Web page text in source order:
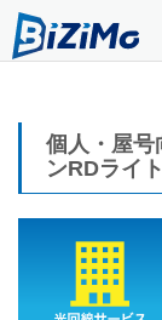
個人・屋号
ンRDライト